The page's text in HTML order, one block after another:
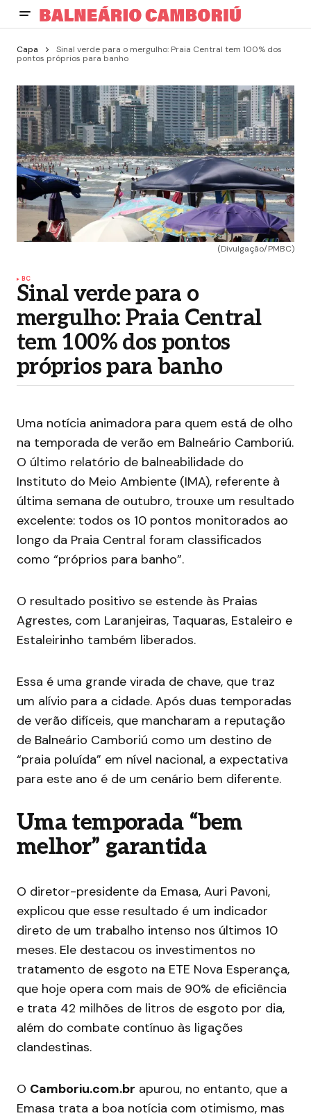
Capa
Sinal verde para o mergulho: Praia Central tem 100% dos
pontos próprios para banho
(Divulgação/PMBC)
BC
Sinal verde para o
mergulho: Praia Central
tem 100% dos pontos
próprios para banho
Uma notícia animadora para quem está de olho
na temporada de verão em Balneário Camboriú.
O último relatório de balneabilidade do
Instituto do Meio Ambiente (IMA), referente à
última semana de outubro, trouxe um resultado
excelente: todos os 10 pontos monitorados ao
longo da Praia Central foram classificados
como “próprios para banho”.
O resultado positivo se estende às Praias
Agrestes, com Laranjeiras, Taquaras, Estaleiro e
Estaleirinho também liberados.
Essa é uma grande virada de chave, que traz
um alívio para a cidade. Após duas temporadas
de verão difíceis, que mancharam a reputação
de Balneário Camboriú como um destino de
“praia poluída” em nível nacional, a expectativa
para este ano é de um cenário bem diferente.
Uma temporada “bem
melhor” garantida
O diretor-presidente da Emasa, Auri Pavoni,
explicou que esse resultado é um indicador
direto de um trabalho intenso nos últimos 10
meses. Ele destacou os investimentos no
tratamento de esgoto na ETE Nova Esperança,
que hoje opera com mais de 90% de eficiência
e trata 42 milhões de litros de esgoto por dia,
além do combate contínuo às ligações
clandestinas.
O Camboriu.com.br apurou, no entanto, que a
Emasa trata a boa notícia com otimismo, mas